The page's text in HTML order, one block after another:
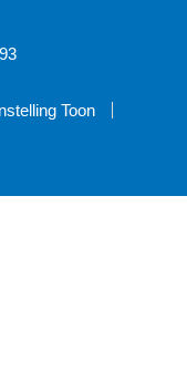
Toon